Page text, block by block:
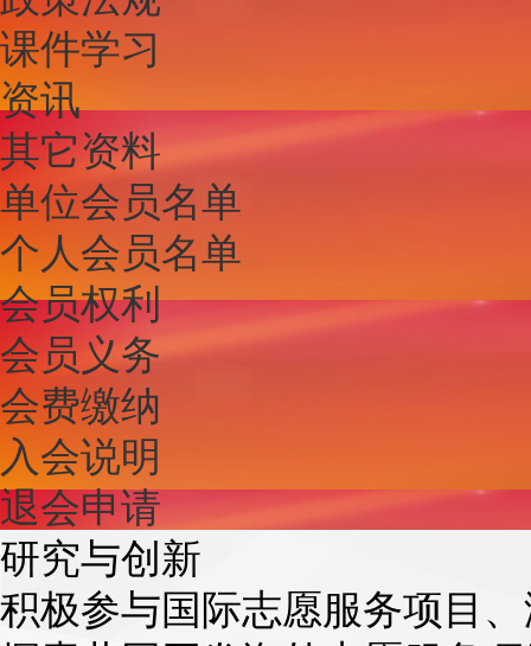
课件学习
资讯
其它资料
单位会员名单
个人会员名单
会员权利
会员义务
会费缴纳
入会说明
退会申请
研究与创新
积极参与国际志愿服务项目